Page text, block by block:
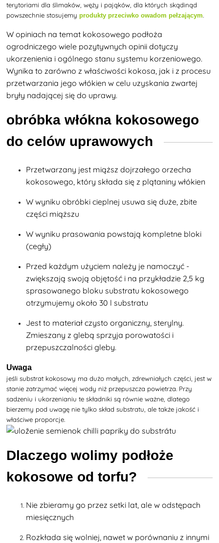
terytoriami dla ślimaków, węży i pająków, dla których skądinąd
powszechnie stosujemyprodukty przeciwko owadom pełzającym.
Wopiniach na temat kokosowego podłoża
ogrodniczego wiele pozytywnych opinii dotyczy
ukorzenienia i ogólnego stanu systemu korzeniowego.
Wynika to zarówno z właściwości kokosa, jak i z procesu
przetwarzania jego włókien w celu uzyskania zwartej
bryły nadającej się do uprawy.
obróbka włókna kokosowego
do celów uprawowych
Przetwarzany jest miąższ dojrzałego orzecha
kokosowego, który składa się z plątaniny włókien
W wyniku obróbki cieplnej usuwa się duże, zbite
części miąższu
W wyniku prasowania powstają kompletne bloki
(cegły)
Przed każdym użyciem należy je namoczyć -
zwiększają swoją objętość i na przykładzie 2,5 kg
sprasowanego bloku substratu kokosowego
otrzymujemy około 30 l substratu
Jest to materiał czysto organiczny, sterylny.
Zmieszany z glebą sprzyja porowatości i
przepuszczalności gleby.
Uwaga
jeśli substrat kokosowy ma dużo małych, zdrewniałych części, jest w
stanie zatrzymać więcej wody niż przepuszcza powietrza. Przy
sadzeniu i ukorzenianiu te składniki są równie ważne, dlatego
bierzemy pod uwagę nie tylko skład substratu, ale także jakość i
właściwe proporcje.
Dlaczego wolimy podłoże
kokosowe od torfu?
Nie zbieramy go przez setki lat, alew odstępach
miesięcznych
Rozkłada się wolniej, nawet w porównaniu z innymi